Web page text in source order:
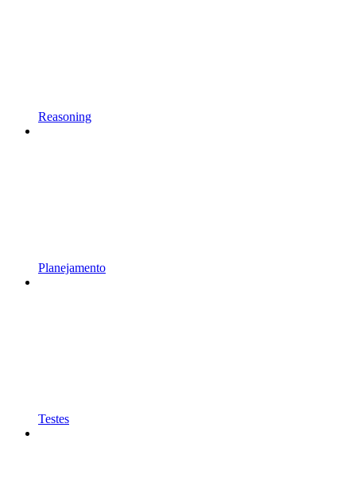
Reasoning
Planejamento
Testes